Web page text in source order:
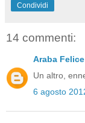
Condividi
14 commenti:
Araba Felice
Un altro,
6 agosto